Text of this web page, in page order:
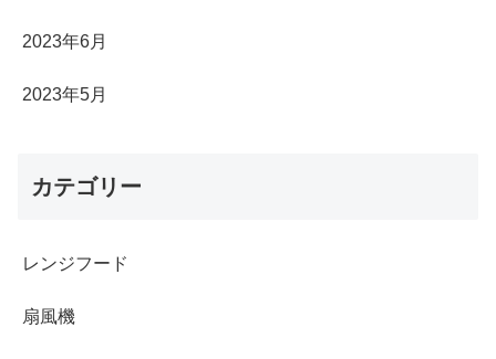
2023年6月
2023年5月
カテゴリー
レンジフード
扇風機